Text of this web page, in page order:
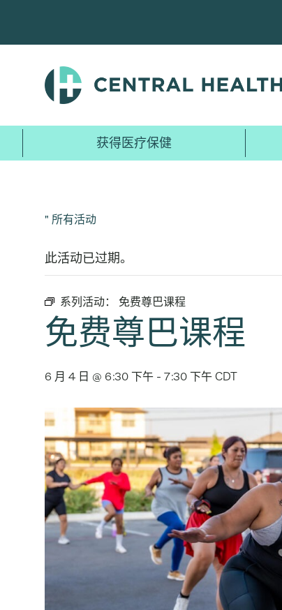
主
获得医疗保健
" 所有活动
此活动已过期。
系列活动： 免费尊巴课程
免费尊巴课程
6 月 4 日 @ 6:30 下午 - 7:30 下午CDT